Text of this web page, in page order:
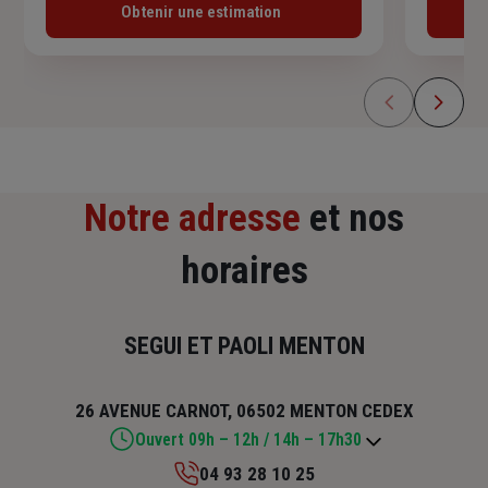
Obtenir une estimation
Notre adresse et nos
horaires
SEGUI ET PAOLI MENTON
26 AVENUE CARNOT, 06502 MENTON CEDEX
Ouvert 09h – 12h / 14h – 17h30
04 93 28 10 25